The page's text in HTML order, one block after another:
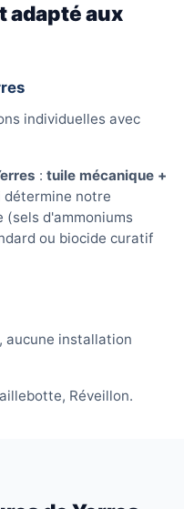
adapté aux
individuelles avec
: tuile mécanique +
détermine notre
d'ammoniums
ou biocide curatif
aucune installation
Réveillon.